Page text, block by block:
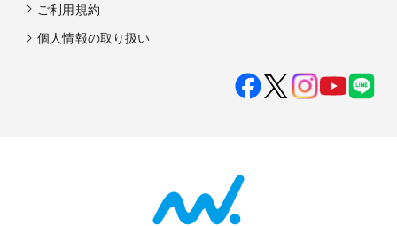
ご利用規約
個人情報の取り扱い